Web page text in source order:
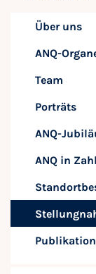
Über uns
ANQ-
Team
Porträts
ANQ-
ANQ in